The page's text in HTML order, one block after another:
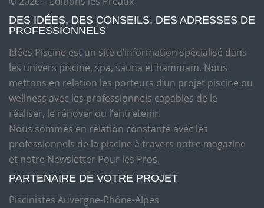
DES IDÉES, DES CONSEILS, DES ADRESSES DE
PROFESSIONNELS
Idées Piscine est un site d’information spécialisé dans
les univers piscine, spa, sauna et hammam. Nous
mettons en relation les porteurs d’un projet piscine ou
wellness avec les professionnels capables de le
réaliser, le rénover ou l’entretenir.
Nous sommes en relation constante avec les
professionnels de la piscine à travers notre magazine
et notre Newsletter Pour les Pros.
PARTENAIRE DE VOTRE PROJET
Piscinistes Auvergne-Rhône-Alpes